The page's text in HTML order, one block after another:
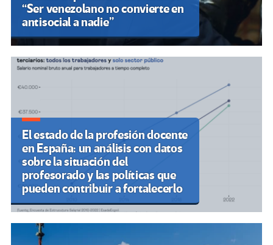
“Ser venezolano no convierte en
antisocial a nadie”
El estado de la profesión docente
en España: un análisis con datos
sobre la situación del
profesorado y las políticas que
pueden contribuir a fortalecerlo